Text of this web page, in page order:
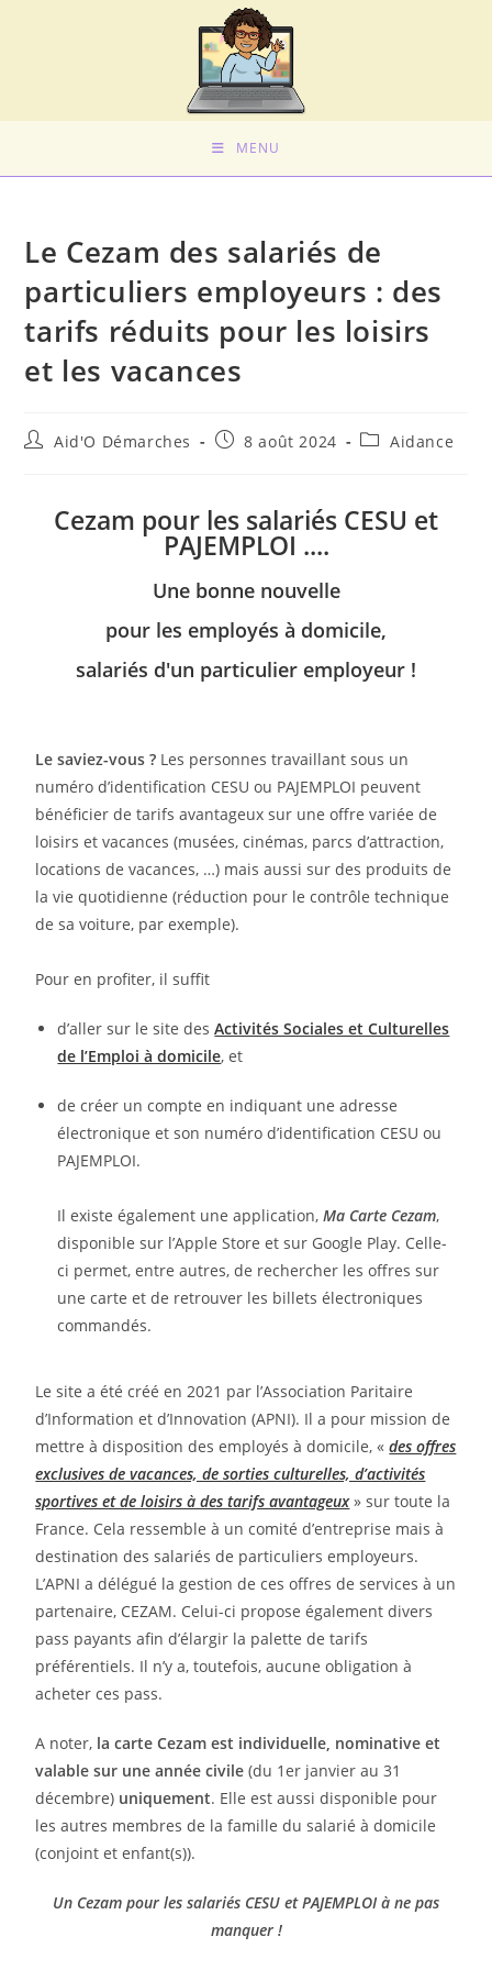
MENU
Le Cezam des salariés de
particuliers employeurs : des
tarifs réduits pour les loisirs
et les vacances
Aid'O Démarches 8 août 2024 Aidance
Cezam pour les salariés CESU et
PAJEMPLOI ....
Une bonne nouvelle
pour les employés à domicile,
salariés d'un particulier employeur !
Le saviez-vous ? Les personnes travaillant sous un
numéro d’identification CESU ou PAJEMPLOI peuvent
bénéficier de tarifs avantageux sur une offre variée de
loisirs et vacances (musées, cinémas, parcs d’attraction,
locations de vacances, …) mais aussi sur des produits de
la vie quotidienne (réduction pour le contrôle technique
de sa voiture, par exemple).
Pour en profiter, il suffit
d’aller sur le site desActivités Sociales et Culturelles
de l’Emploi à domicile, et
de créer un compte en indiquant une adresse
électronique et son numéro d’identification CESU ou
PAJEMPLOI.
Il existe également une application,Ma Carte Cezam,
disponible sur l’Apple Store et sur Google Play. Celle-
ci permet, entre autres, de rechercher les offres sur
une carte et de retrouver les billets électroniques
commandés.
Le site a été créé en 2021 par l’Association Paritaire
d’Information et d’Innovation (APNI). Il a pour mission de
mettre à disposition des employés à domicile, «des offres
exclusives de vacances, de sorties culturelles, d’activités
sportives et de loisirs à des tarifs avantageux» sur toute la
France. Cela ressemble à un comité d’entreprise mais à
destination des salariés de particuliers employeurs.
L’APNI a délégué la gestion de ces offres de services à un
partenaire, CEZAM. Celui-ci propose également divers
pass payants afin d’élargir la palette de tarifs
préférentiels. Il n’y a, toutefois, aucune obligation à
acheter ces pass.
A noter, la carte Cezam est individuelle, nominative et
valable sur une année civile (du 1er janvier au 31
décembre) uniquement. Elle est aussi disponible pour
les autres membres de la famille du salarié à domicile
(conjoint et enfant(s)).
Un Cezam pour les salariés CESU et PAJEMPLOI à ne pas
manquer !